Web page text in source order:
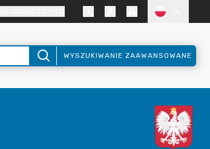
WYSZUKIWANIE ZAAWANSOWANE